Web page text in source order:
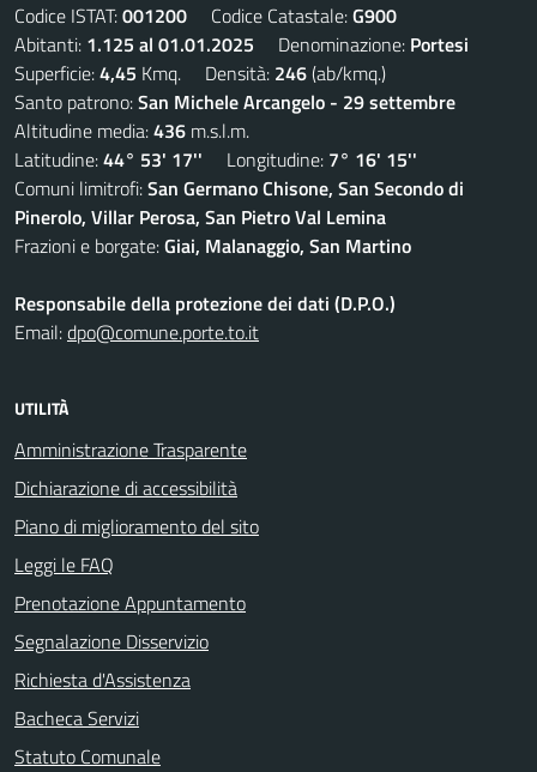
Codice ISTAT:001200 Codice Catastale:G900
Abitanti: 1.125 al 01.01.2025 Denominazione: Portesi
Superficie:4,45 Kmq. Densità: 246(ab/kmq.)
Santo patrono:San Michele Arcangelo - 29 settembre
Altitudine media:436 m.s.l.m.
Latitudine:44° 53' 17'' Longitudine: 7° 16' 15''
Comuni limitrofi:San Germano Chisone, San Secondo di
Pinerolo, Villar Perosa, San Pietro Val Lemina
Frazioni e borgate:Giai, Malanaggio, San Martino
Responsabile della protezione dei dati (D.P.O.)
Email:dpo@comune.porte.to.it
UTILITÀ
Amministrazione Trasparente
Dichiarazione di accessibilità
Piano di miglioramento del sito
Leggi le FAQ
Prenotazione Appuntamento
Segnalazione Disservizio
Richiesta d'Assistenza
Bacheca Servizi
Statuto Comunale